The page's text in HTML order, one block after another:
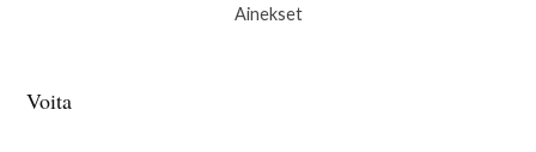
Ainekset
Voita